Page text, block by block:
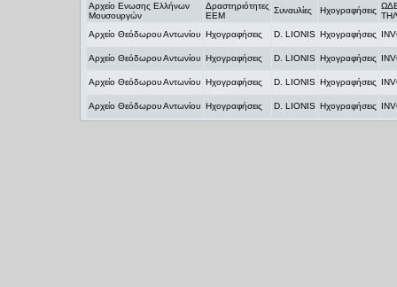
Αρχείο Ενωσης Ελλήνων
Μουσουργών
Δραστηριότητες
ΕΕΜ
Συναυλίες Ηχογραφήσεις
Αρχείο Θεόδωρου Αντωνίου Ηχογραφήσεις D. LIONIS Ηχογραφήσεις
Αρχείο Θεόδωρου Αντωνίου Ηχογραφήσεις D. LIONIS Ηχογραφήσεις
Αρχείο Θεόδωρου Αντωνίου Ηχογραφήσεις D. LIONIS Ηχογραφήσεις
Αρχείο Θεόδωρου Αντωνίου Ηχογραφήσεις D. LIONIS Ηχογραφήσεις